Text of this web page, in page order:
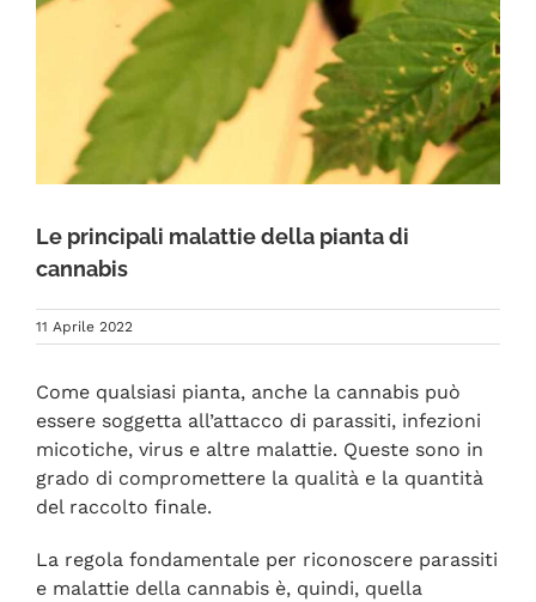
Le principali malattie della pianta di
cannabis
11 Aprile 2022
Come qualsiasi pianta, anche la cannabis può
essere soggetta all’attacco di parassiti, infezioni
micotiche, virus e altre malattie. Queste sono in
grado di compromettere la qualità e la quantità
del raccolto finale.
La regola fondamentale per riconoscere parassiti
e malattie della cannabis è, quindi, quella